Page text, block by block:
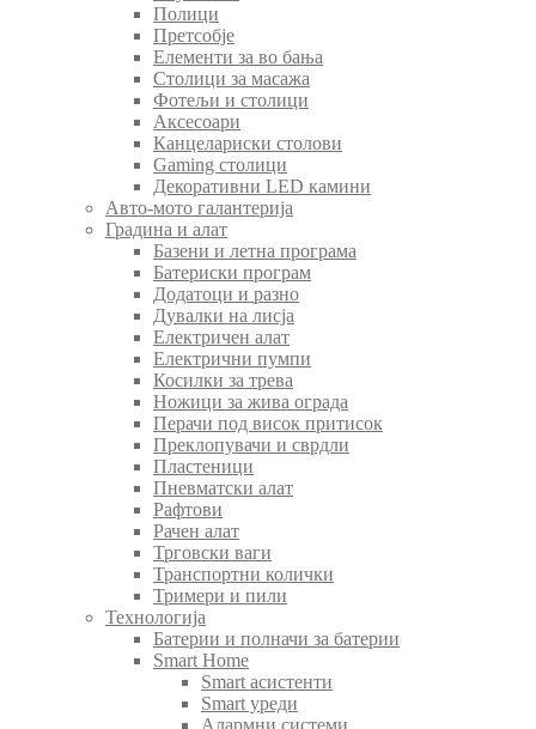
Полици
Претсобје
Елементи за во бања
Столици за масажа
Фотељи и столици
Аксесоари
Канцелариски столови
Gaming столици
Декоративни LED камини
Авто-мото галантерија
Градина и алат
Базени и летна програма
Батериски програм
Додатоци и разно
Дувалки на лисја
Електричен алат
Електрични пумпи
Косилки за трева
Ножици за жива ограда
Перачи под висок притисок
Преклопувачи и сврдли
Пластеници
Пневматски алат
Рафтови
Рачен алат
Трговски ваги
Транспортни колички
Тримери и пили
Технологија
Батерии и полначи за батерии
Smart Home
Smart асистенти
Smart уреди
Алармни системи